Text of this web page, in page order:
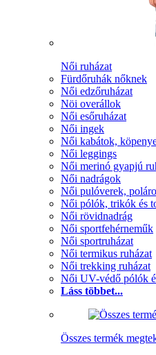
Női ruházat
Fürdőruhák nőknek
Női edzőruházat
Nöi overállok
Női esőruházat
Női ingek
Női kabátok,
Női leggings
Női merinó gyapjú
Női nadrágok
Női pulóverek,
Női pólók, trikók és
Női rövidnadrág
Női sportfehérneműk
Női sportruházat
Női termikus ruházat
Női trekking ruházat
Női UV-védő pólók
Láss többet...
Összes termék